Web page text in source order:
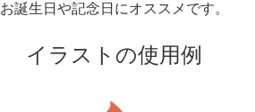
お誕生日や記念日にオススメです。
イラストの使用例